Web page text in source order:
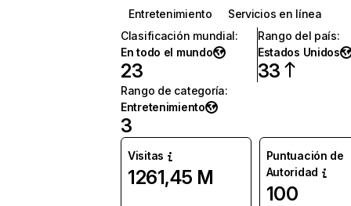
Entretenimiento
Servicios en línea
Clasificación mundial:
En todo el mundo
23
Rango del país:
Estados Unidos
33
Rango de categoría:
Entretenimiento
3
Visitas
1261,45 M
Puntuación de
Autoridad
100